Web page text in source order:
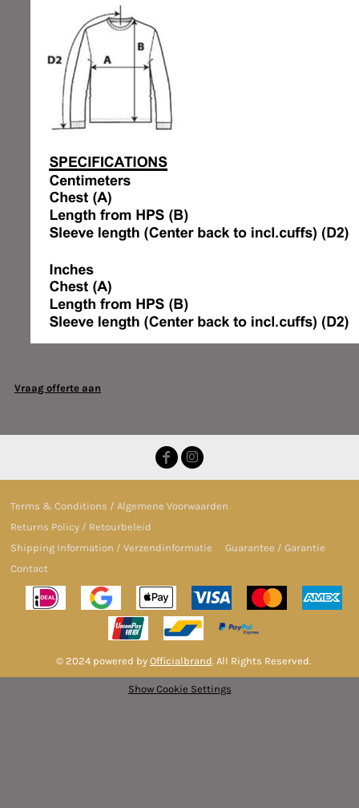
Vraag offerte aan
Terms & Conditions / Algemene Voorwaarden
Returns Policy / Retourbeleid
Shipping Information / Verzendinformatie
Guarantee / Garantie
Contact
© 2024 powered by Officialbrand. All Rights Reserved.
Show Cookie Settings